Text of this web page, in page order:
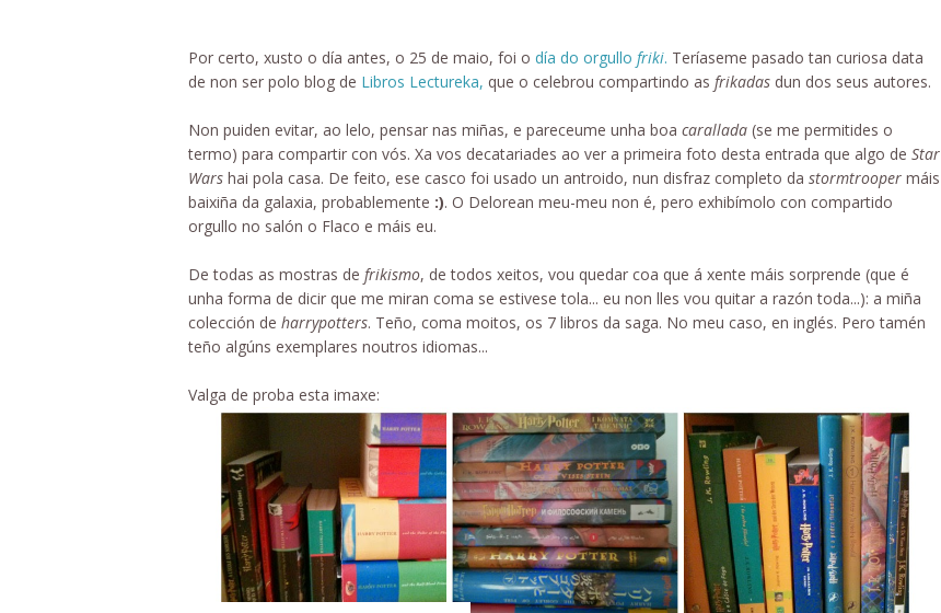
Por certo, xusto o día antes, o 25 de maio, foi o día do orgullo friki. Teríaseme pasado tan curiosa data
de non ser polo blog de Libros Lectureka, que o celebrou compartindo as frikadas dun dos seus autores.
Non puiden evitar, ao lelo, pensar nas miñas, e pareceume unha boa carallada (se me permitides o
termo) para compartir con vós. Xa vos decatariades ao ver a primeira foto desta entrada que algo de Star
Wars hai pola casa. De feito, ese casco foi usado un antroido, nun disfraz completo da stormtrooper máis
baixiña da galaxia, probablemente :). O Delorean meu-meu non é, pero exhibímolo con compartido
orgullo no salón o Flaco e máis eu.
De todas as mostras de frikismo, de todos xeitos, vou quedar coa que á xente máis sorprende (que é
unha forma de dicir que me miran coma se estivese tola... eu non lles vou quitar a razón toda...): a miña
colección de harrypotters. Teño, coma moitos, os 7 libros da saga. No meu caso, en inglés. Pero tamén
teño algúns exemplares noutros idiomas...
Valga de proba esta imaxe: